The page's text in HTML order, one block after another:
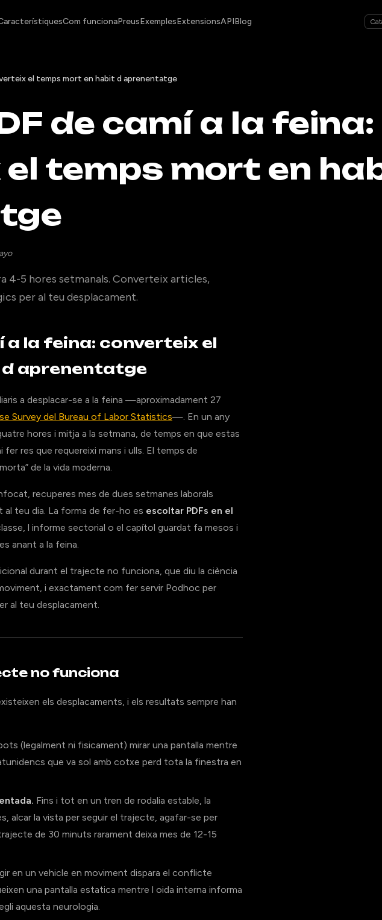
Com funcionaPreusExemplesExtensionsAPIBlog
el temps mort en habit d aprenentatge
de camí a la feina:
temps mort en
4-5 hores setmanals. Converteix articles,
per al teu desplacament.
a la feina: converteix el
aprenentatge
a desplacar-se a la feina —aproximadament 27
Survey del Bureau of Labor Statistics—. En un any
hores i mitja a la setmana, de temps en que estas
res que requereixi mans i ulls. El temps de
de la vida moderna.
recuperes mes de dues setmanes laborals
al teu dia. La forma de fer-ho es escoltar PDFs en el
l informe sectorial o el capítol guardat fa mesos i
anant a la feina.
durant el trajecte no funciona, que diu la ciència
i exactament com fer servir Podhoc per
al teu desplacament.
no funciona
els desplacaments, i els resultats sempre han
(legalment ni fisicament) mirar una pantalla mentre
que va sol amb cotxe perd tota la finestra en
Fins i tot en un tren de rodalia estable, la
alcar la vista per seguir el trajecte, agafar-se per
de 30 minuts rarament deixa mes de 12-15
en un vehicle en moviment dispara el conflicte
una pantalla estatica mentre l oida interna informa
aquesta neurologia.